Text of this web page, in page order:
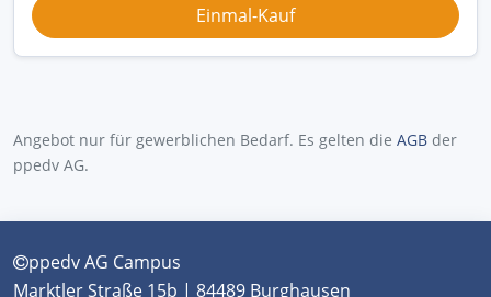
Angebot nur für gewerblichen Bedarf. Es gelten die AGB der
ppedv AG.
ppedv AG Campus
Marktler Straße 15b | 84489 Burghausen